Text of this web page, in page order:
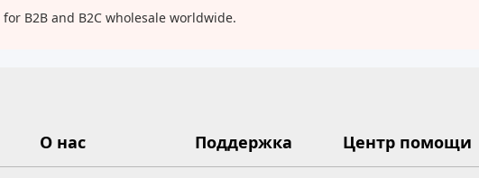
B2B and B2C wholesale worldwide.
О нас Поддержка Центр помощи